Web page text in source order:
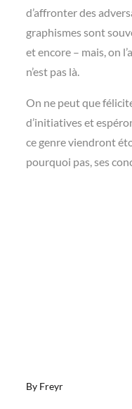
d’affronter des
graphismes sont
et encore – mais, on
n’est pas là.
On ne peut que
d’initiatives et
ce genre viendront
pourquoi pas, ses
By Freyr